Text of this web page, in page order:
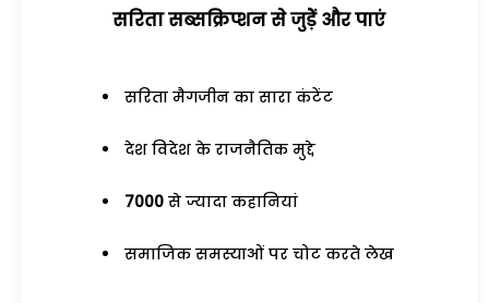
सरिता सब्सक्रिप्शन से जुड़ेें और पाएं
सरिता मैगजीन का सारा कंटेंट
देश विदेश के राजनैतिक मुद्दे
7000 से ज्यादा कहानियां
समाजिक समस्याओं पर चोट करते लेख